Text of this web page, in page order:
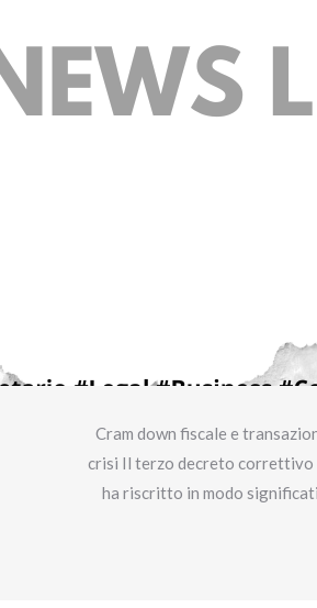
Cram down fiscale e
crisi Il terzo decreto correttivo
ha riscritto in modo